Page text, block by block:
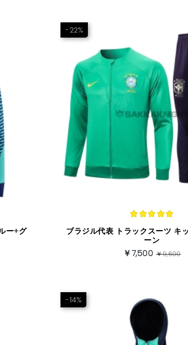
ー+グ
-22%
ブラジル代表 トラックスーツ キット
ーン
￥7,500￥9,600
-14%